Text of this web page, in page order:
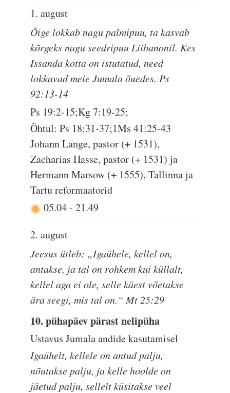
1. august
Õige lokkab nagu palmipuu, ta kasvab
kõrgeks nagu seedripuu Liibanonil. Kes
Issanda kotta on istutatud, need
lokkavad meie Jumala õuedes. Ps
92:13-14
Ps 19:2-15;Kg 7:19-25;
Õhtul: Ps 18:31-37;1Ms 41:25-43
Johann Lange, pastor (+ 1531),
Zacharias Hasse, pastor (+ 1531) ja
Hermann Marsow (+ 1555), Tallinna ja
Tartu reformaatorid
05.04-21.49
2. august
Jeesus ütleb: „Igaühele, kellel on,
antakse, ja tal on rohkem kui küllalt,
kellel aga ei ole, selle käest võetakse
ära seegi, mis tal on.“ Mt 25:29
10. pühapäev pärast nelipüha
Ustavus Jumala andide kasutamisel
Igaühelt, kellele on antud palju,
nõutakse palju, ja kelle hoolde on
jäetud palju, sellelt küsitakse veel